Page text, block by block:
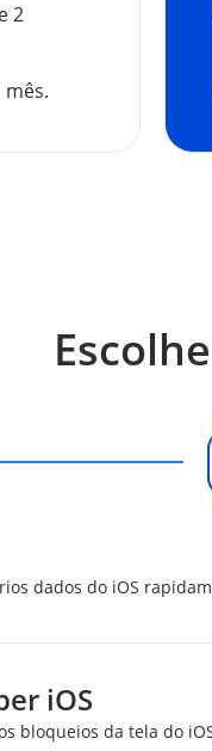
2
dados do iOS
iOS
bloqueios da tela do